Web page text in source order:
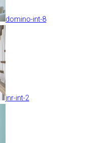
domino-int-8
jnr-int-2